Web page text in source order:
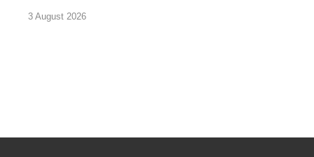
3 August 2026